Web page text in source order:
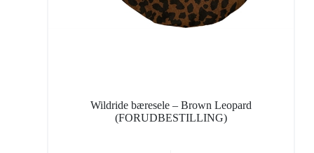
Wildride bæresele – Brown Leopard
(FORUDBESTILLING)